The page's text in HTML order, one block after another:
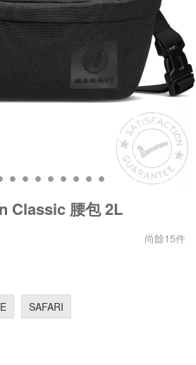
Classic 腰包 2L
尚餘15件
SAFARI